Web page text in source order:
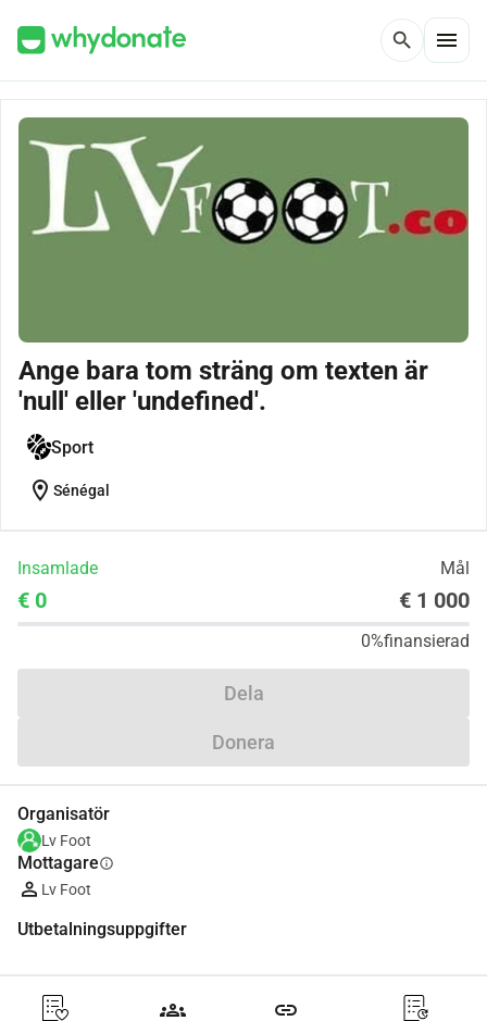
search menu
Ange bara tom sträng om texten är
'null' eller 'undefined'.
Sport
location_on Sénégal
Insamlade Mål
€ 0 € 1 000
0%finansierad
Dela
Donera
Organisatör
Lv Foot
Mottagareinfo
Lv Foot
Utbetalningsuppgifter
groups link